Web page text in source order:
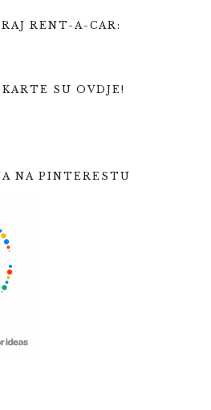
RENT-A-CAR:
SU OVDJE!
NA PINTERESTU